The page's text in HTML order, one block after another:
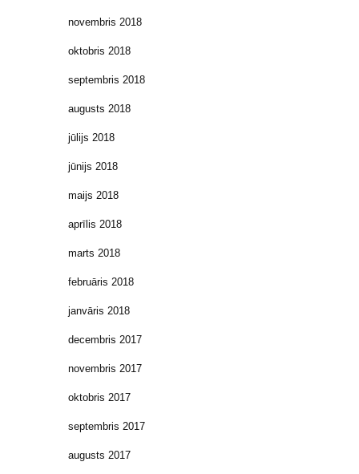
novembris 2018
oktobris 2018
septembris 2018
augusts 2018
jūlijs 2018
jūnijs 2018
maijs 2018
aprīlis 2018
marts 2018
februāris 2018
janvāris 2018
decembris 2017
novembris 2017
oktobris 2017
septembris 2017
augusts 2017